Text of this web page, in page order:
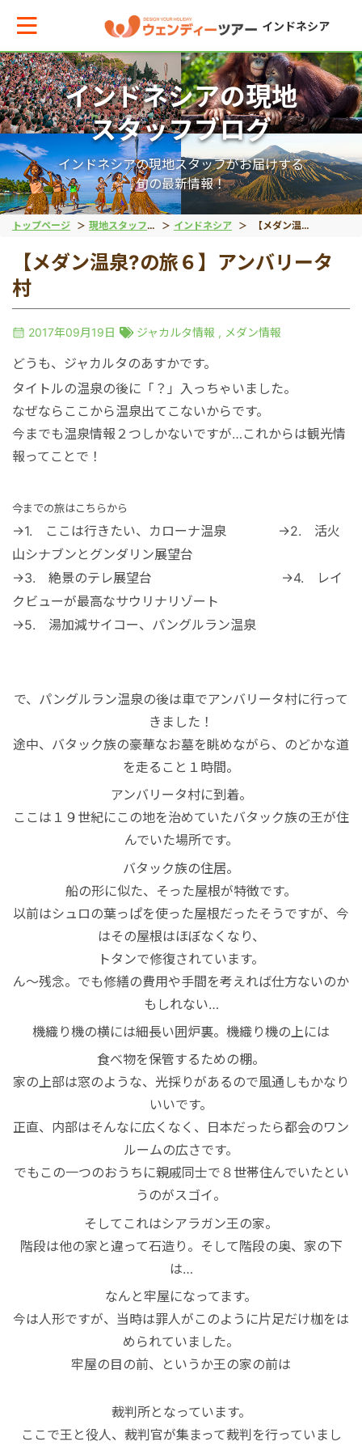
インドネシア
トップページ 現地スタッフブログ インドネシア 【メダン温泉?の旅６】アンバリータ村
インドネシアの現地
スタッフブログ
インドネシアの現地スタッフがお届けする
旬の最新情報！
【メダン温泉?の旅６】アンバリータ
村
2017年09月19日 ジャカルタ情報 , メダン情報
どうも、ジャカルタのあすかです。
タイトルの温泉の後に「？」入っちゃいました。
なぜならここから温泉出てこないからです。
今までも温泉情報２つしかないですが…これからは観光情
報ってことで！
今までの旅はこちらから
→1. ここは行きたい、カローナ温泉 →2. 活火
山シナブンとグンダリン展望台
→3. 絶景のテレ展望台 →4. レイ
クビューが最高なサウリナリゾート
→5. 湯加減サイコー、パングルラン温泉
で、パングルラン温泉の後は車でアンバリータ村に行って
きました！
途中、バタック族の豪華なお墓を眺めながら、のどかな道
を走ること１時間。
アンバリータ村に到着。
ここは１９世紀にこの地を治めていたバタック族の王が住
んでいた場所です。
バタック族の住居。
船の形に似た、そった屋根が特徴です。
以前はシュロの葉っぱを使った屋根だったそうですが、今
はその屋根はほぼなくなり、
トタンで修復されています。
ん～残念。でも修繕の費用や手間を考えれば仕方ないのか
もしれない…
機織り機の横には細長い囲炉裏。機織り機の上には
食べ物を保管するための棚。
家の上部は窓のような、光採りがあるので風通しもかなり
いいです。
正直、内部はそんなに広くなく、日本だったら都会のワン
ルームの広さです。
でもこの一つのおうちに親戚同士で８世帯住んでいたとい
うのがスゴイ。
そしてこれはシアラガン王の家。
階段は他の家と違って石造り。そして階段の奥、家の下
は…
なんと牢屋になってます。
今は人形ですが、当時は罪人がこのように片足だけ枷をは
められていました。
牢屋の目の前、というか王の家の前は
裁判所となっています。
ここで王と役人、裁判官が集まって裁判を行っていまし
メインメニューへ戻る
マから現地ツアーを探す
系
ツアー
VIPアシスト
送迎
ターンシップ
遺産
ャーター
メインメニューへ戻る
アからお役立ち情報を探す
ドネシア
ーシア
ガポール
戻る
動物系
象
コモドドラゴン
動物園
戻る
離島ツアー
レンボンガン島
ヌサペニダ島
ギリ島
戻る
世界遺産
ボロブドゥール遺跡
プランバナン遺跡
戻る
秘境
タナトラジャ
ブロモ山